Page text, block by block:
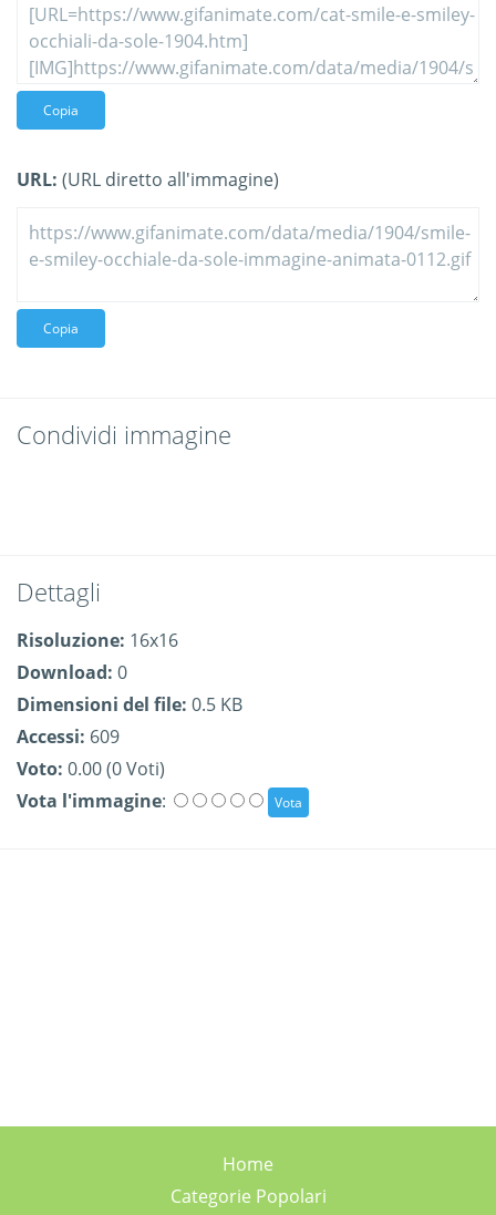
Copia
URL: (URL diretto all'immagine)
Copia
Condividi immagine
Dettagli
Risoluzione: 16x16
Download: 0
Dimensioni del file: 0.5 KB
Accessi: 609
Voto: 0.00 (0 Voti)
Vota l'immagine:
Home
Categorie Popolari